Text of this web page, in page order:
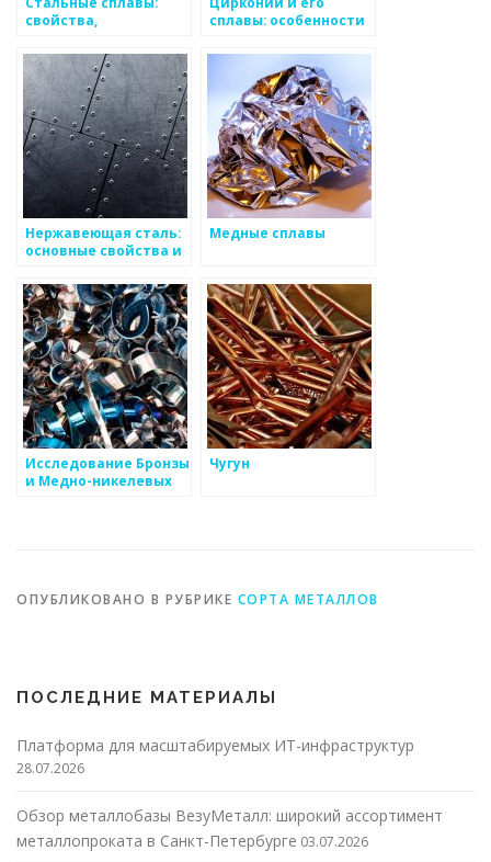
свойства,
применение
сплавы: особенности
Нержавеющая сталь:
основные свойства и
Медные сплавы
Исследование Бронзы
и Медно-никелевых
Чугун
ОПУБЛИКОВАНО В РУБРИКЕ СОРТА МЕТАЛЛОВ
ПОСЛЕДНИЕ МАТЕРИАЛЫ
Платформа для масштабируемых ИТ-инфраструктур
28.07.2026
Обзор металлобазы ВезуМеталл: широкий ассортимент
металлопроката в Санкт-Петербурге 03.07.2026